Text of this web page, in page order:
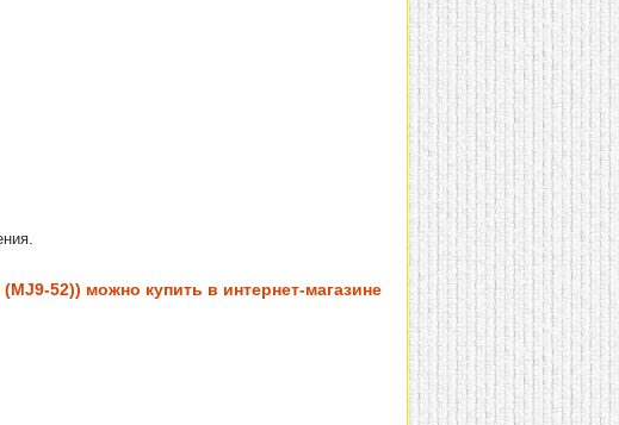
52)) можно купить в интернет-магазине